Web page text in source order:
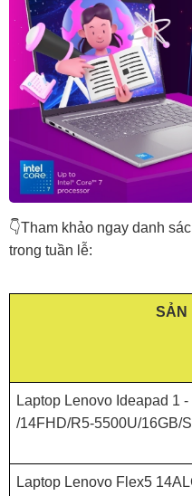
👇Tham khảo ngay danh
trong tuần lễ:
SẢN
Laptop Lenovo Ideapad 1
/14FHD/R5-5500U/16GB/
Laptop Lenovo Flex5